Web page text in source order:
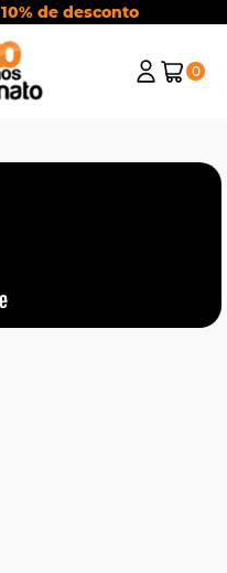
10% de desconto
0